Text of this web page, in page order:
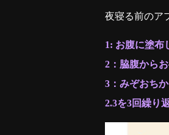
夜寝る前のア
1: お腹に塗布
2：脇腹から
3：みぞおち
2.3を3回繰り